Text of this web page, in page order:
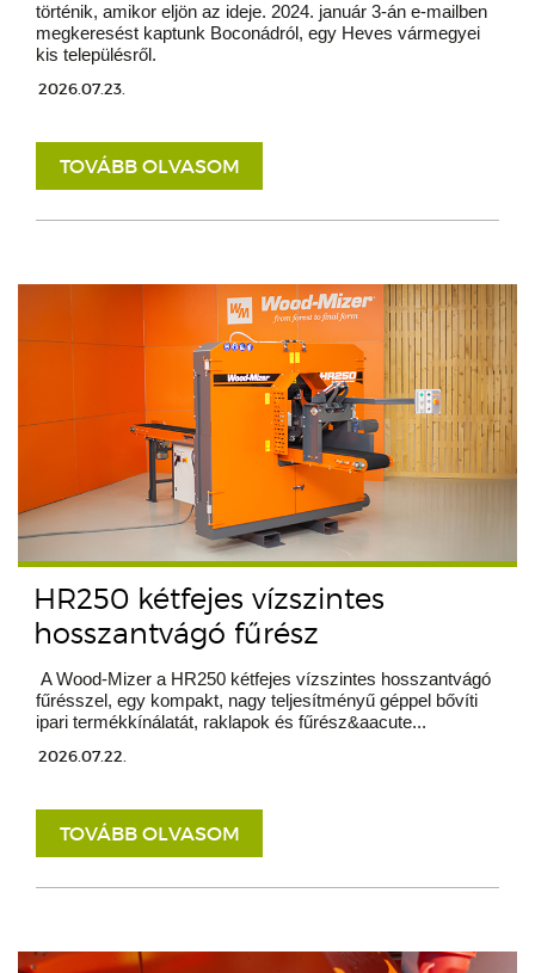
történik, amikor eljön az ideje. 2024. január 3-án e-mailben
megkeresést kaptunk Boconádról, egy Heves vármegyei
kis településről.
2026.07.23.
TOVÁBB OLVASOM
HR250 kétfejes vízszintes
hosszantvágó fűrész
A Wood-Mizer a HR250 kétfejes vízszintes hosszantvágó
fűrésszel, egy kompakt, nagy teljesítményű géppel bővíti
ipari termékkínálatát, raklapok és fűrész&aacute...
2026.07.22.
TOVÁBB OLVASOM